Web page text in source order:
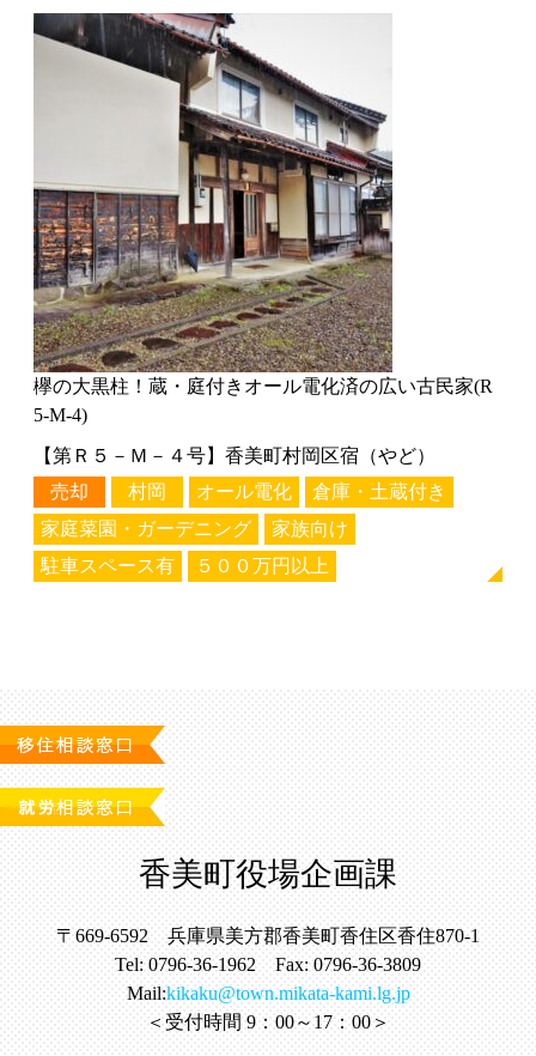
欅の大黒柱！蔵・庭付きオール電化済の広い古民家(R
5-M-4)
【第Ｒ５－Ｍ－４号】香美町村岡区宿（やど）
売却
村岡 オール電化
倉庫・土蔵付き
家庭菜園・ガーデニング
家族向け
駐車スペース有
５００万円以上
香美町役場企画課
〒669-6592 兵庫県美方郡香美町香住区香住870-1
Tel: 0796-36-1962 Fax: 0796-36-3809
Mail:kikaku@town.mikata-kami.lg.jp
＜受付時間 9：00～17：00＞